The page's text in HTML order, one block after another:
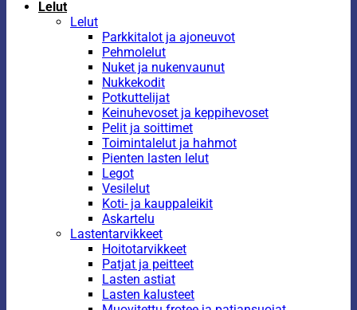
Lelut
Lelut
Parkkitalot ja ajoneuvot
Pehmolelut
Nuket ja nukenvaunut
Nukkekodit
Potkuttelijat
Keinuhevoset ja keppihevoset
Pelit ja soittimet
Toimintalelut ja hahmot
Pienten lasten lelut
Legot
Vesilelut
Koti- ja kauppaleikit
Askartelu
Lastentarvikkeet
Hoitotarvikkeet
Patjat ja peitteet
Lasten astiat
Lasten kalusteet